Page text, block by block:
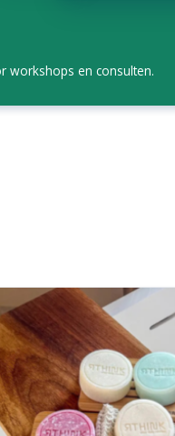
workshops en consulten.